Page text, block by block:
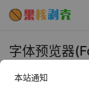
字体预览器
本站通知